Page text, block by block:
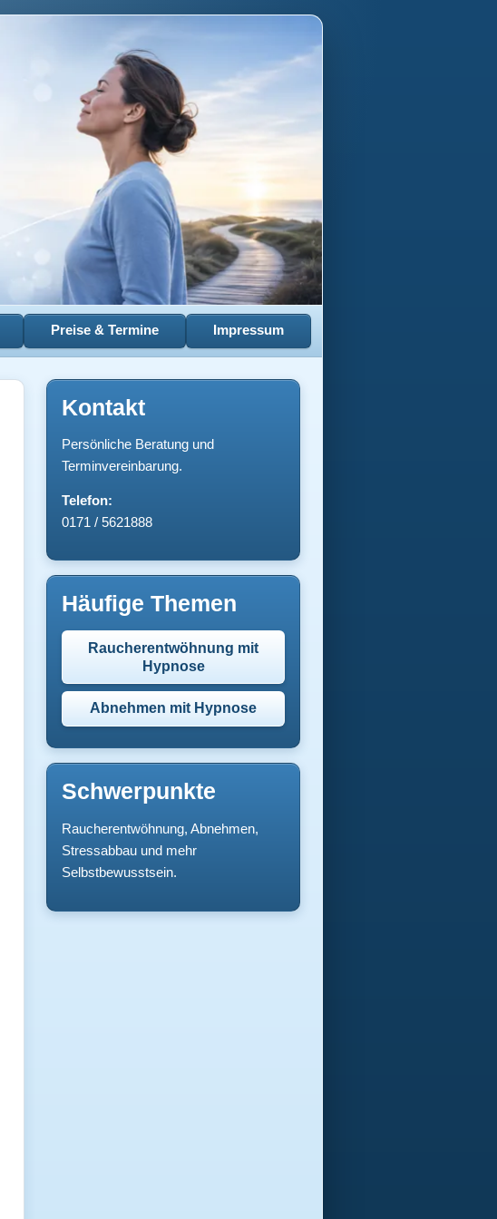
Preise & Termine Impressum
Kontakt
Persönliche Beratung und
Terminvereinbarung.
Telefon:
0171 / 5621888
Häufige Themen
Raucherentwöhnung mit
Hypnose
Abnehmen mit Hypnose
Schwerpunkte
Raucherentwöhnung, Abnehmen,
Stressabbau und mehr
Selbstbewusstsein.